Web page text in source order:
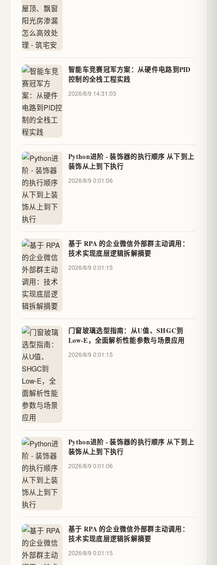
智能车竞赛冠军方案：从硬件电路到PID
控制的全栈工程实践
2026/8/9 14:31:03
Python进阶 - 装饰器的执行顺序 从下到上
装饰从上到下执行
2026/8/9 0:01:06
基于 RPA 的企业微信外部群主动调用：
技术实现底层逻辑拆解摘要
2026/8/9 0:01:15
门窗玻璃选型指南：从U值、SHGC到
Low-E，全面解析性能参数与场景应用
2026/8/9 0:01:15
Python进阶 - 装饰器的执行顺序 从下到上
装饰从上到下执行
2026/8/9 0:01:06
基于 RPA 的企业微信外部群主动调用：
技术实现底层逻辑拆解摘要
2026/8/9 0:01:15